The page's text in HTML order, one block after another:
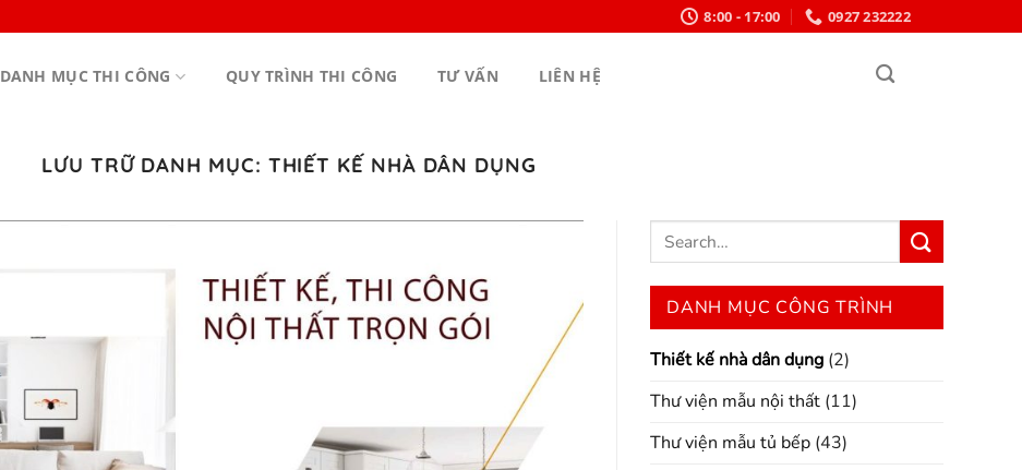
8:00 - 17:00 0927 232222
DANH MỤC THI CÔNG QUY TRÌNH THI CÔNG TƯ VẤN LIÊN HỆ
LƯU TRỮ DANH MỤC: THIẾT KẾ NHÀ DÂN DỤNG
DANH MỤC CÔNG TRÌNH
Thiết kế nhà dân dụng (2)
Thư viện mẫu nội thất (11)
Thư viện mẫu tủ bếp (43)